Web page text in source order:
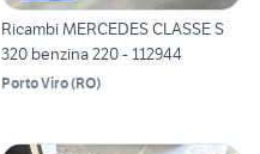
Ricambi MERCEDES CLASSE S
320 benzina 220 - 112944
Porto Viro(RO)